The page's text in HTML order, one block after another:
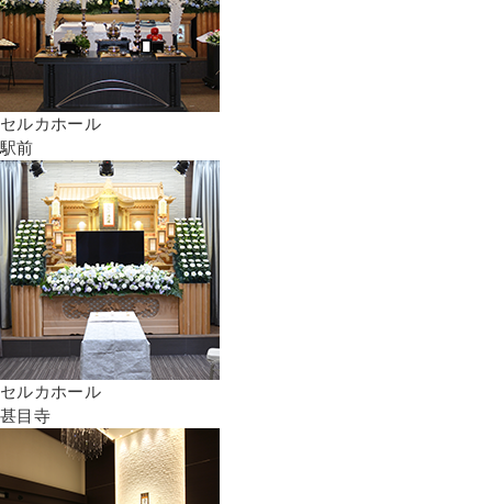
セルカホール
駅前
セルカホール
甚目寺